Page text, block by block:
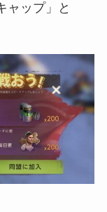
ャップ」と